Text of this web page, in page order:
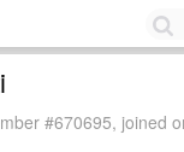
#670695, joined